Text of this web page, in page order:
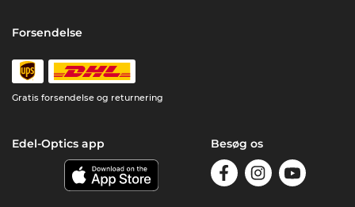
Forsendelse
Gratis forsendelse og returnering
Edel-Optics app Besøg os